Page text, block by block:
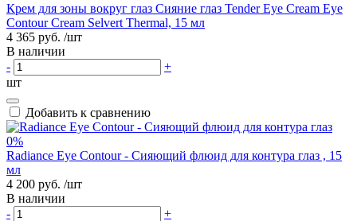
Крем для зоны вокруг глаз Сияние глаз Tender Eye Cream Eye
Contour Cream Selvert Thermal, 15 мл
4 365 руб. /шт
В наличии
-
+
шт
Добавить к сравнению
0%
Radiance Eye Contour - Сияющий флюид для контура глаз , 15
мл
4 200 руб. /шт
В наличии
-
+